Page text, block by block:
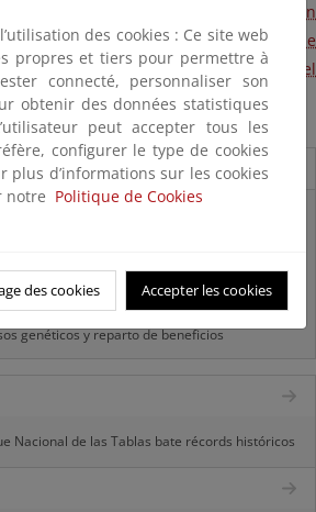
la información relativa a la identificación
forestales de reproducción y de
que debe figurar en la etiqueta o el
genéticos y reparto de beneficios
Nacional de las Tablas bate récords históricos
des cookies : Ce site web
propres et tiers pour permettre à
connecté, personnaliser son
obtenir des données statistiques
peut accepter tous les
configurer le type de cookies
plus d’informations sur les cookies
notre Politique de Cookies
des cookies Accepter les cookies